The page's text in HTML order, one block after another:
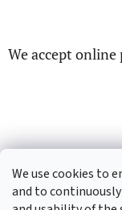
We use cookies to
and to
We accept online